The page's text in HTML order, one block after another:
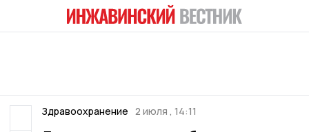
Здравоохранение 2 июля , 14:11